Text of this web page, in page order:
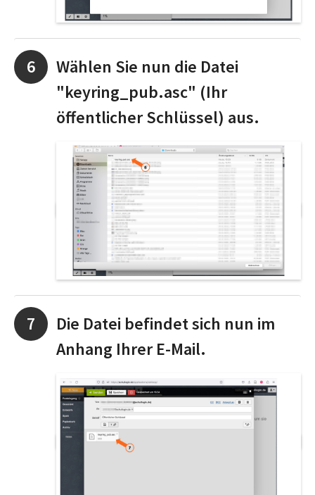
Wählen Sie nun die Datei
"keyring_pub.asc" (Ihr
öffentlicher Schlüssel) aus.
Die Datei befindet sich nun im
Anhang Ihrer E-Mail.